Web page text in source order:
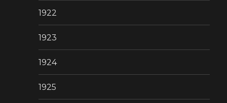
1922
1923
1924
1925